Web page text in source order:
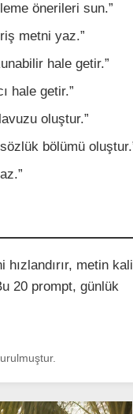
önerileri sun.”
metni yaz.”
hale getir.”
hale getir.”
oluştur.”
bölümü
metin
20 prompt, günlük